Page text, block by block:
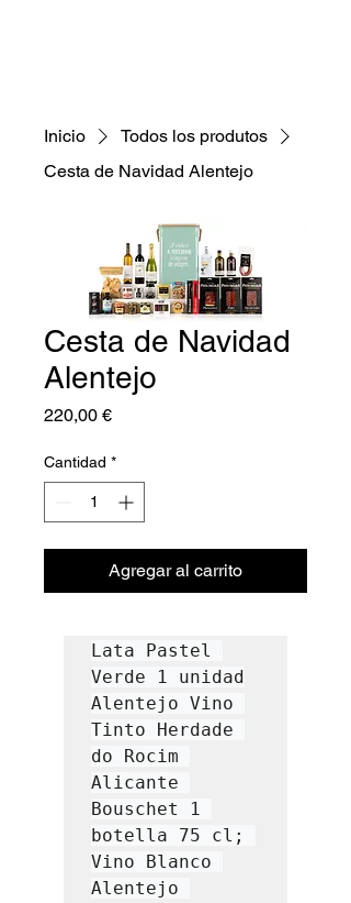
Inicio
Todos los produtos
Cesta de Navidad Alentejo
Cesta de Navidad
Alentejo
220,00 €Precio
Cantidad *
Agregar al carrito
Lata Pastel
Verde 1 unidad
Alentejo Vino
Tinto Herdade
do Rocim
Alicante
Bouschet 1
botella 75 cl;
Vino Blanco
Alentejo